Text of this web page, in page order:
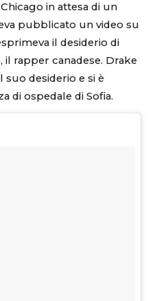
in attesa di un
pubblicato un video su
il desiderio di
rapper canadese. Drake
suo desiderio e si è
di ospedale di Sofia.